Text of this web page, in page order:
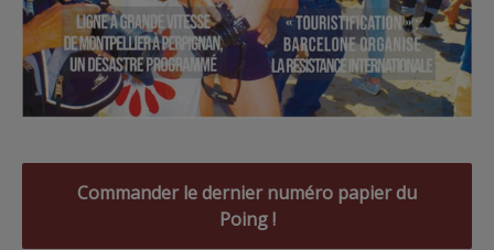
Commander le dernier numéro papier du
Poing !